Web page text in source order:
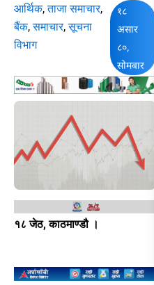
आर्थिक,ताजा समाचार,
बैंक,समाचार,सूचना
विभाग
१८
असार
८०,
सोमबार
१८ जेठ, काठमाण्डौ ।